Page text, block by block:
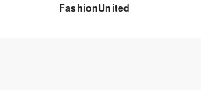
FashionUnited